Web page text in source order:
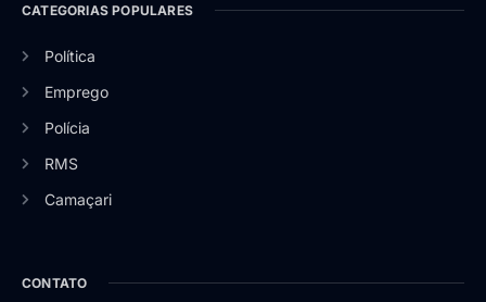
CATEGORIAS POPULARES
Política
Emprego
Polícia
RMS
Camaçari
CONTATO